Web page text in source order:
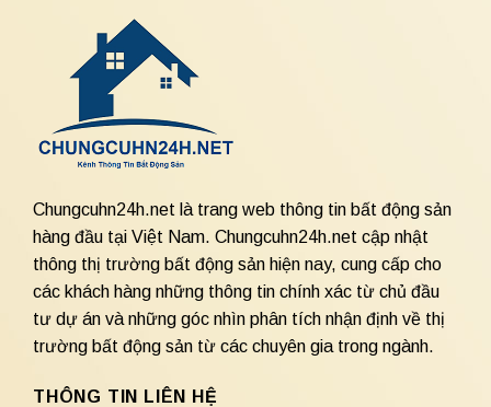
Chungcuhn24h.net là trang web thông tin bất động sản
hàng đầu tại Việt Nam. Chungcuhn24h.net cập nhật
thông thị trường bất động sản hiện nay, cung cấp cho
các khách hàng những thông tin chính xác từ chủ đầu
tư dự án và những góc nhìn phân tích nhận định về thị
trường bất động sản từ các chuyên gia trong ngành.
THÔNG TIN LIÊN HỆ